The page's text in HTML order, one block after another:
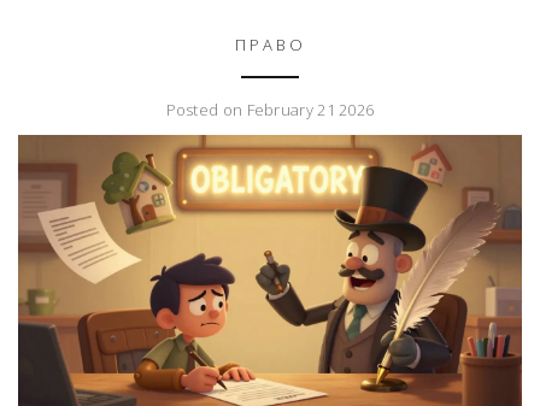
ПРАВО
Posted on February 21 2026